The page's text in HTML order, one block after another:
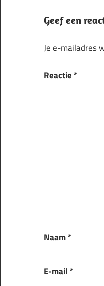
Geef een
Je e-mailadres
Reactie *
Naam*
E-mail *